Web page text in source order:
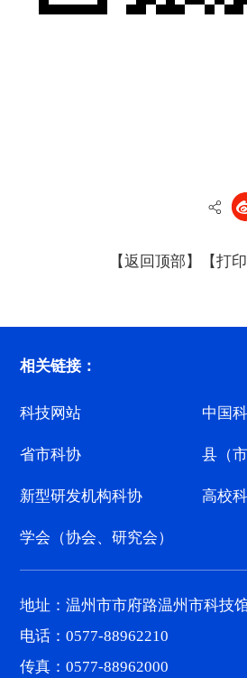
【返回顶部】 【打
相关链接：
科技网站 中国
省市科协 县（
新型研发机构科协 高校
学会（协会、研究会）
地址：温州市市府路温州市科技
电话：0577-88962210
传真：0577-88962000